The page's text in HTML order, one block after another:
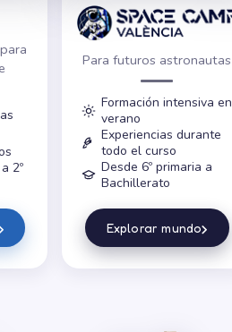
2º
Para futuros astronautas
Formación intensiva en
verano
Experiencias durante
todo el curso
Desde 6º primaria a
Bachillerato
Explorar mundo›